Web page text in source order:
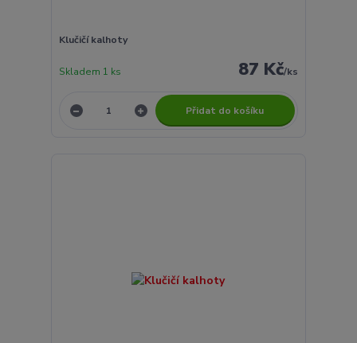
Klučičí kalhoty
87 Kč/ks
Skladem 1 ks
Přidat do košíku